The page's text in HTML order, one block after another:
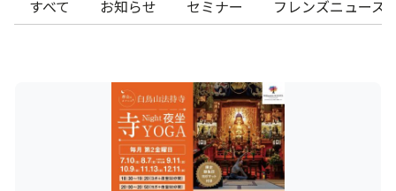
すべて お知らせ セミナー フレンズニュース